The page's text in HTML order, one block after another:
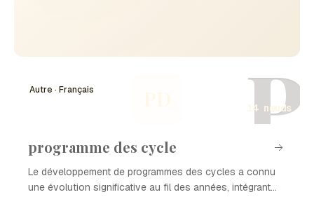
P
Autre · Français
14 nœuds
programme des cycle
Le développement de programmes des cycles a connu
une évolution significative au fil des années, intégrant